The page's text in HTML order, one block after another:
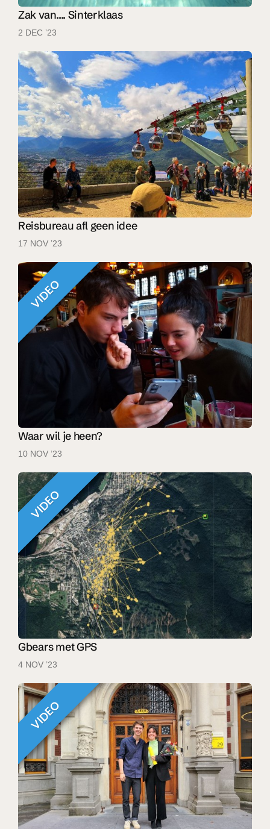
Zak van.... Sinterklaas
2 DEC ’23
Reisbureau afl geen idee
17 NOV ’23
VIDEO
Waar wil je heen?
10 NOV ’23
VIDEO
Gbears met GPS
4 NOV ’23
VIDEO